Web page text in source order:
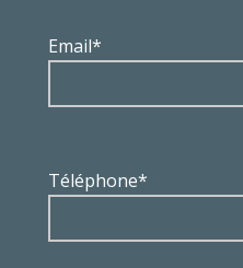
Email*
Téléphone*